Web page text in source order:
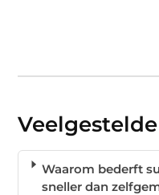
Waarom bederft
sneller dan